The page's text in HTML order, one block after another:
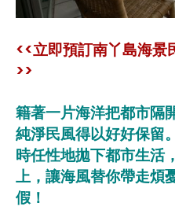
<<立即預訂南丫島海景
>>
籍著一片海洋把都市隔
純淨民風得以好好保留
時任性地拋下都市生活
上，讓海風替你帶走煩
假！